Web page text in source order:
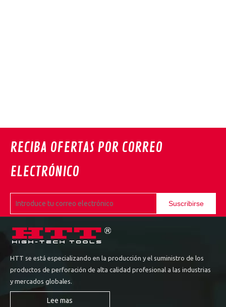
RECIBA OFERTAS POR CORREO
ELECTRÓNICO
Suscribirse
HTT se está especializando en la producción y el suministro de los
productos de perforación de alta calidad profesional a las industrias
y mercados globales.
Lee mas